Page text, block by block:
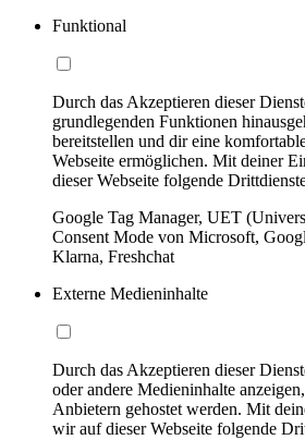
Funktional
Durch das Akzeptieren dieser
grundlegenden Funktionen
bereitstellen und dir eine
Webseite ermöglichen. Mit deiner
dieser Webseite folgende
Google Tag Manager, UET
Consent Mode von Microsoft,
Klarna, Freshchat
Externe Medieninhalte
Durch das Akzeptieren dieser
oder andere Medieninhalte
Anbietern gehostet werden. Mit
wir auf dieser Webseite folgende